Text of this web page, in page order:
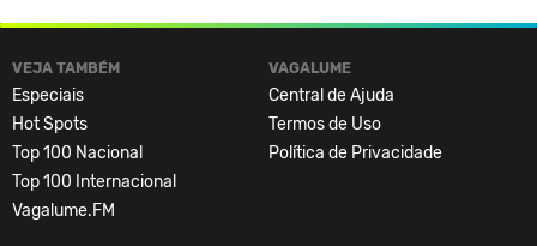
VEJA TAMBÉM
Especiais
Hot Spots
Top 100 Nacional
Top 100 Internacional
Vagalume.FM
VAGALUME
Central de Ajuda
Termos de Uso
Política de Privacidade